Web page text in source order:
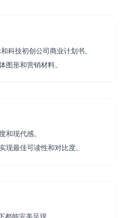
科技初创公司商业计划书。
图形和营销材料。
和现代感。
现最佳可读性和对比度。